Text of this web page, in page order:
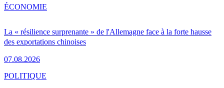
La « résilience surprenante » de l'Allemagne face à la forte hausse
des exportations chinoises
07.08.2026
ÉCONOMIE
POLITIQUE